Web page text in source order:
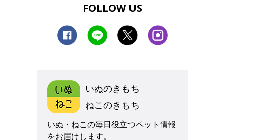
FOLLOW US
いぬのきもち
ねこのきもち
いぬ・ねこの毎日役立つペット情報
をお届けします。